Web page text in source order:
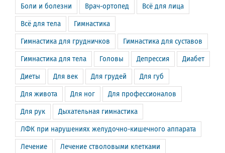
Боли и болезни Врач-ортопед Всё для лица
Всё для тела Гимнастика
Гимнастика для грудничков Гимнастика для суставов
Гимнастика для тела Головы Депрессия Диабет
Диеты Для век Для грудей Для губ
Для живота Для ног Для профессионалов
Для рук Дыхательная гимнастика
ЛФК при нарушениях желудочно-кишечного аппарата
Лечение Лечение стволовыми клетками